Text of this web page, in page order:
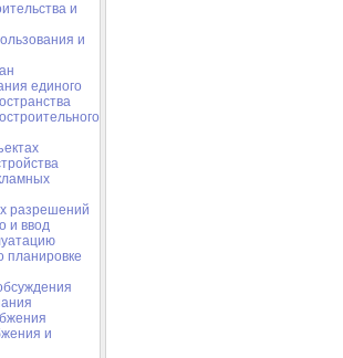
и
и
единого
разрешений
и ввод
планировке
и